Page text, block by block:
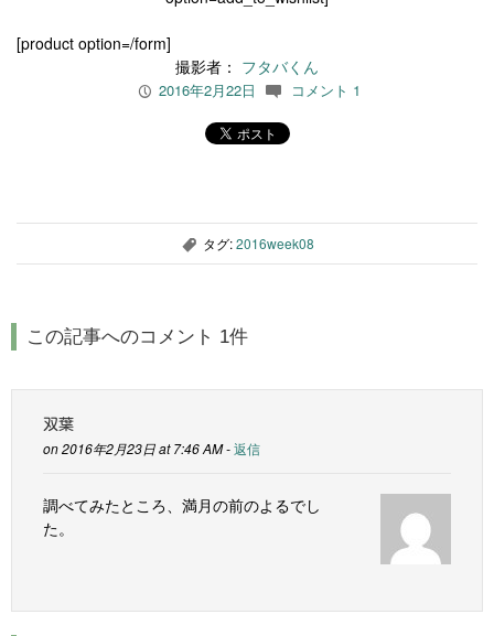
[product option=/form]
撮影者： フタバくん
P 2016年2月22日 c コメント 1
, タグ:2016week08
この記事へのコメント 1件
双葉
on 2016年2月23日 at 7:46 AM -返信
調べてみたところ、満月の前のよるでし
た。